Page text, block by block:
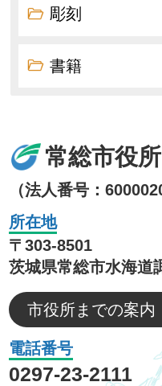
彫刻
書籍
常総市役所
（法人番号：
所在地
〒303-8501
茨城県常総市水海道
市役所までの案内
電話番号
0297-23-2111